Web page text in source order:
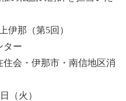
伊那（第5回）
ー
会・伊那市・南信地区消
（火）